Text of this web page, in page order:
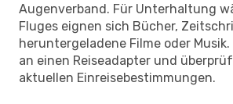
Augenverband. Für Unterhaltung
Fluges eignen sich Bücher,
heruntergeladene Filme oder Musik.
an einen Reiseadapter und
aktuellen Einreisebestimmungen.